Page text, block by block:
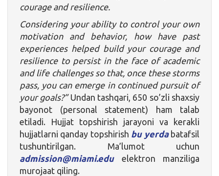
courage and resilience.
Considering your ability to control your own
motivation and behavior, how have past
experiences helped build your courage and
resilience to persist in the face of academic
and life challenges so that, once these storms
pass, you can emerge in continued pursuit of
your goals?”Undan tashqari, 650 so’zli shaxsiy
bayonot (personal statement) ham talab
etiladi. Hujjat topshirish jarayoni va kerakli
hujjatlarni qanday topshirish bu yerdabatafsil
tushuntirilgan. Ma’lumot uchun
admission@miami.eduelektron manziliga
murojaat qiling.